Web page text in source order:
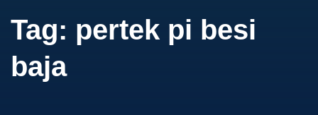
Tag: pertek pi besi
baja